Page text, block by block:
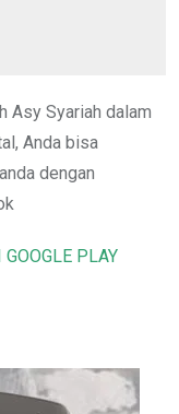
Asy Syariah dalam
Anda bisa
dengan
PLAY